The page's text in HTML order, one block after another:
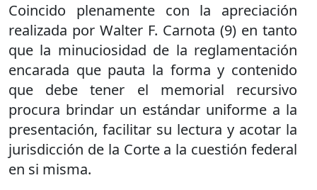
Coincido plenamente con la apreciación
realizada por Walter F. Carnota (9) en tanto
que la minuciosidad de la reglamentación
encarada que pauta la forma y contenido
que debe tener el memorial recursivo
procura brindar un estándar uniforme a la
presentación, facilitar su lectura y acotar la
jurisdicción de la Corte a la cuestión federal
en si misma.